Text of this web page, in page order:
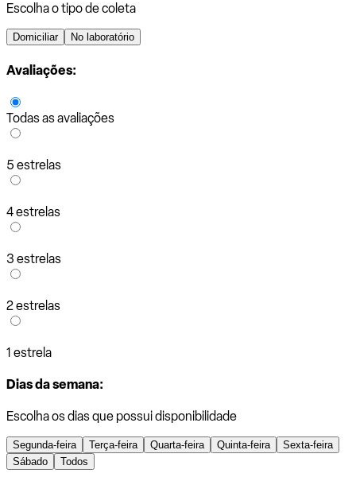
Escolha o tipo de coleta
Domiciliar No laboratório
Avaliações:
Todas as avaliações
5 estrelas
4 estrelas
3 estrelas
2 estrelas
1 estrela
Dias da semana:
Escolha os dias que possui disponibilidade
Segunda-feira Terça-feira Quarta-feira Quinta-feira
Sexta-feira
Sábado
Todos